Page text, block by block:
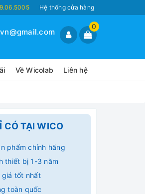
Hệ thống cửa hàng
0
Về Wicolab Liên hệ
CÓ TẠI WICO
phẩm chính hãng
thiết bị 1-3 năm
giá tốt nhất
toàn quốc